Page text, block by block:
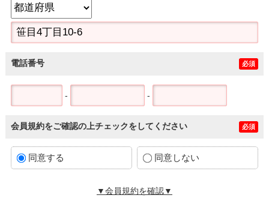
電話番号 必須
- -
会員規約をご確認の上チェックをしてください 必須
同意する 同意しない
▼会員規約を確認▼